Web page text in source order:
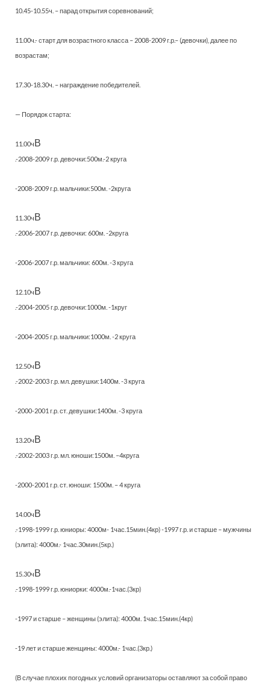
10.45-10.55ч. – парад открытия соревнований;
11.00ч.- старт для возрастного класса – 2008-2009 г.р.– (девочки), далее по
возрастам;
17.30-18.30ч. – награждение победителей.
— Порядок старта:
11.00чВ
.-2008-2009 г.р. девочки:500м.-2 круга
-2008-2009 г.р. мальчики:500м. -2круга
11.30чВ
.-2006-2007 г.р. девочки: 600м. -2круга
-2006-2007 г.р. мальчики: 600м. -3 круга
12.10чВ
.-2004-2005 г.р. девочки:1000м. -1круг
-2004-2005 г.р. мальчики:1000м. -2 круга
12.50чВ
.-2002-2003 г.р. мл. девушки:1400м. -3 круга
-2000-2001 г.р. ст. девушки:1400м. -3 круга
13.20чВ
.-2002-2003 г.р. мл. юноши:1500м. –4круга
-2000-2001 г.р. ст. юноши: 1500м. – 4 круга
14.00чВ
.-1998-1999 г.р. юниоры: 4000м- 1час.15мин.(4кр) -1997 г.р. и старше – мужчины
(элита): 4000м.- 1час.30мин.(5кр.)
15.30чВ
.-1998-1999 г.р. юниорки: 4000м.-1час.(3кр)
-1997 и старше – женщины (элита): 4000м. 1час.15мин.(4кр)
-19 лет и старше женщины: 4000м.- 1час.(3кр.)
(В случае плохих погодных условий организаторы оставляют за собой право